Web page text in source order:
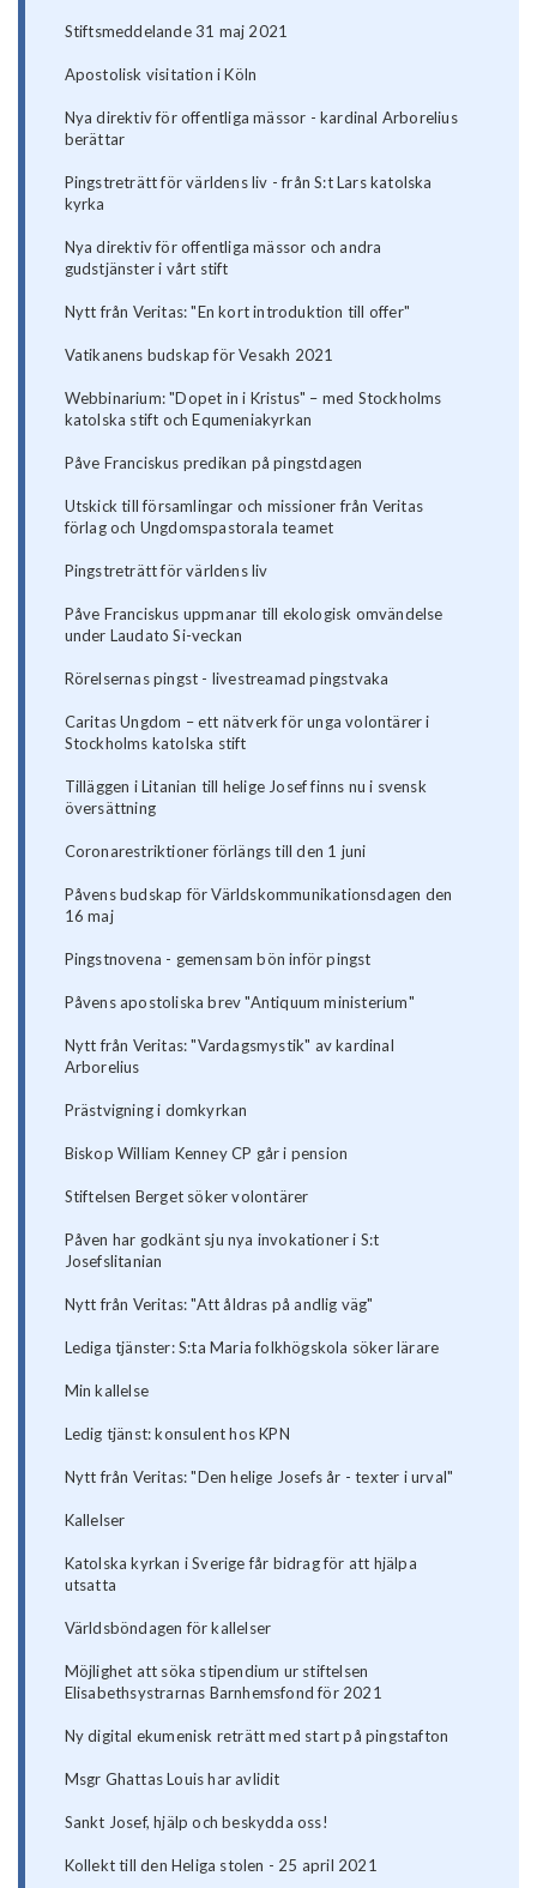
Stiftsmeddelande 31 maj 2021
Apostolisk visitation i Köln
Nya direktiv för offentliga mässor - kardinal Arborelius
berättar
Pingstreträtt för världens liv - från S:t Lars katolska
kyrka
Nya direktiv för offentliga mässor och andra
gudstjänster i vårt stift
Nytt från Veritas: "En kort introduktion till offer"
Vatikanens budskap för Vesakh 2021
Webbinarium: "Dopet in i Kristus" – med Stockholms
katolska stift och Equmeniakyrkan
Påve Franciskus predikan på pingstdagen
Utskick till församlingar och missioner från Veritas
förlag och Ungdomspastorala teamet
Pingstreträtt för världens liv
Påve Franciskus uppmanar till ekologisk omvändelse
under Laudato Si-veckan
Rörelsernas pingst - livestreamad pingstvaka
Caritas Ungdom – ett nätverk för unga volontärer i
Stockholms katolska stift
Tilläggen i Litanian till helige Josef finns nu i svensk
översättning
Coronarestriktioner förlängs till den 1 juni
Påvens budskap för Världskommunikationsdagen den
16 maj
Pingstnovena - gemensam bön inför pingst
Påvens apostoliska brev "Antiquum ministerium"
Nytt från Veritas: "Vardagsmystik" av kardinal
Arborelius
Prästvigning i domkyrkan
Biskop William Kenney CP går i pension
Stiftelsen Berget söker volontärer
Påven har godkänt sju nya invokationer i S:t
Josefslitanian
Nytt från Veritas: "Att åldras på andlig väg"
Lediga tjänster: S:ta Maria folkhögskola söker lärare
Min kallelse
Ledig tjänst: konsulent hos KPN
Nytt från Veritas: "Den helige Josefs år - texter i urval"
Kallelser
Katolska kyrkan i Sverige får bidrag för att hjälpa
utsatta
Världsböndagen för kallelser
Möjlighet att söka stipendium ur stiftelsen
Elisabethsystrarnas Barnhemsfond för 2021
Ny digital ekumenisk reträtt med start på pingstafton
Msgr Ghattas Louis har avlidit
Sankt Josef, hjälp och beskydda oss!
Kollekt till den Heliga stolen - 25 april 2021